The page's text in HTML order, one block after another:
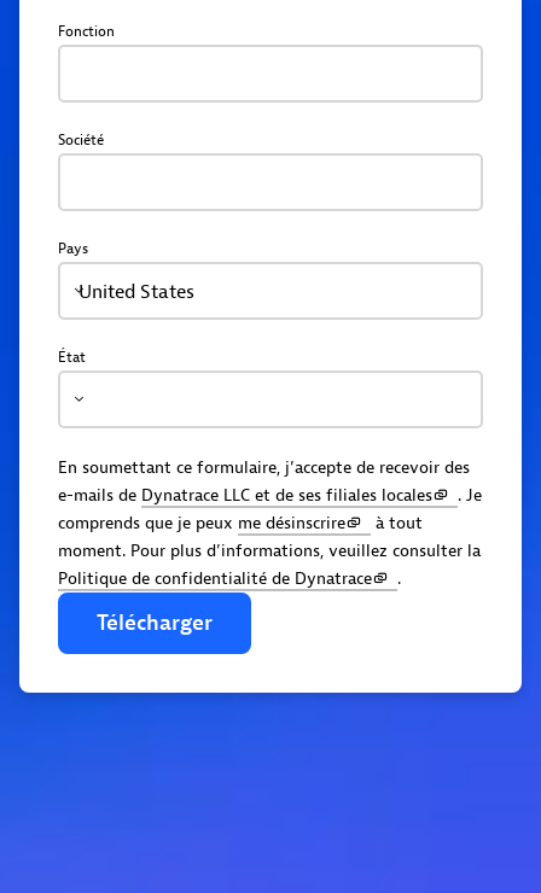
Fonction
Société
Pays
United States
État
En soumettant ce formulaire, j’accepte de recevoir des
e-mails de Dynatrace LLC et de ses filiales locales
. Je
comprends que je peux me désinscrire
à tout
moment. Pour plus d’informations, veuillez consulter la
Politique de confidentialité de Dynatrace
.
Télécharger